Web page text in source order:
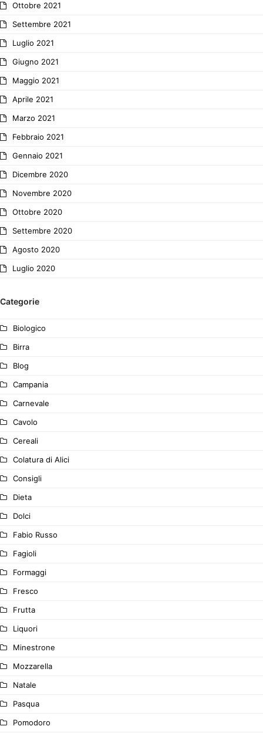
Ottobre 2021
Settembre 2021
Luglio 2021
Giugno 2021
Maggio 2021
Aprile 2021
Marzo 2021
Febbraio 2021
Gennaio 2021
Dicembre 2020
Novembre 2020
Ottobre 2020
Settembre 2020
Agosto 2020
Luglio 2020
Categorie
Biologico
Birra
Blog
Campania
Carnevale
Cavolo
Cereali
Colatura di Alici
Consigli
Dieta
Dolci
Fabio Russo
Fagioli
Formaggi
Fresco
Frutta
Liquori
Minestrone
Mozzarella
Natale
Pasqua
Pomodoro